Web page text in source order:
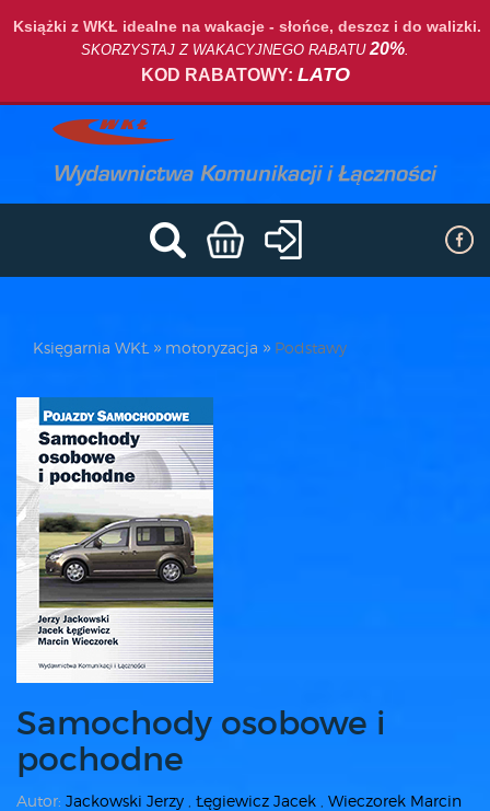
Książki z WKŁ idealne na wakacje - słońce, deszcz i do walizki.
SKORZYSTAJ Z WAKACYJNEGO RABATU20%.
KOD RABATOWY: LATO
Księgarnia WKŁ motoryzacja Podstawy
Samochody osobowe i
pochodne
Autor: Jackowski Jerzy Łęgiewicz Jacek Wieczorek Marcin